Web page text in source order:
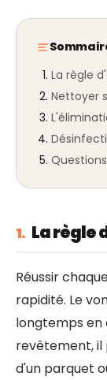
La règle
Nettoyer
1. La règle
Réussir
rapidité. Le
longtemps en
revêtement, il
d'un parquet